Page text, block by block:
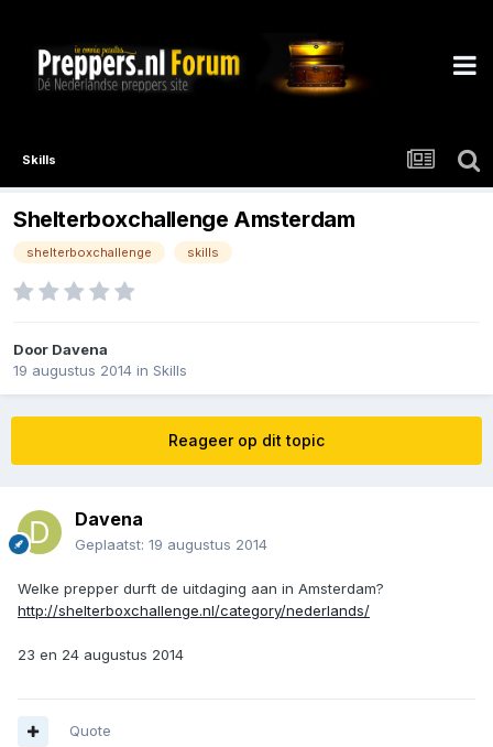
Skills
Shelterboxchallenge Amsterdam
shelterboxchallenge skills
Door Davena
19 augustus 2014 in Skills
Reageer op dit topic
Davena
Geplaatst: 19 augustus 2014
Welke prepper durft de uitdaging aan in Amsterdam?
http://shelterboxchallenge.nl/category/nederlands/
23 en 24 augustus 2014
Quote